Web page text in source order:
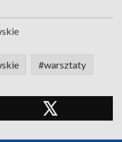
#warsztaty